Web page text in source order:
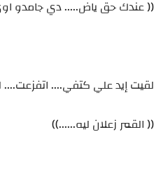
(( عندك حق ياض..... دي جامدو
لقيت إيد علي كتفي....
(( القمر زعلان ليه......))